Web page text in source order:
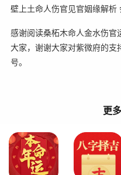
壁上土命人伤官见官姻缘解析
感谢阅读桑柘木命人金水伤官
大家，谢谢大家对紫微府的支
号。
更